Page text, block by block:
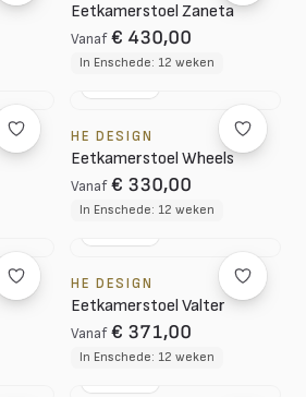
Eetkamerstoel Zaneta
Vanaf € 430,00
In Enschede: 12 weken
HE DESIGN
Eetkamerstoel Wheels
Vanaf € 330,00
In Enschede: 12 weken
HE DESIGN
Eetkamerstoel Valter
Vanaf € 371,00
In Enschede: 12 weken